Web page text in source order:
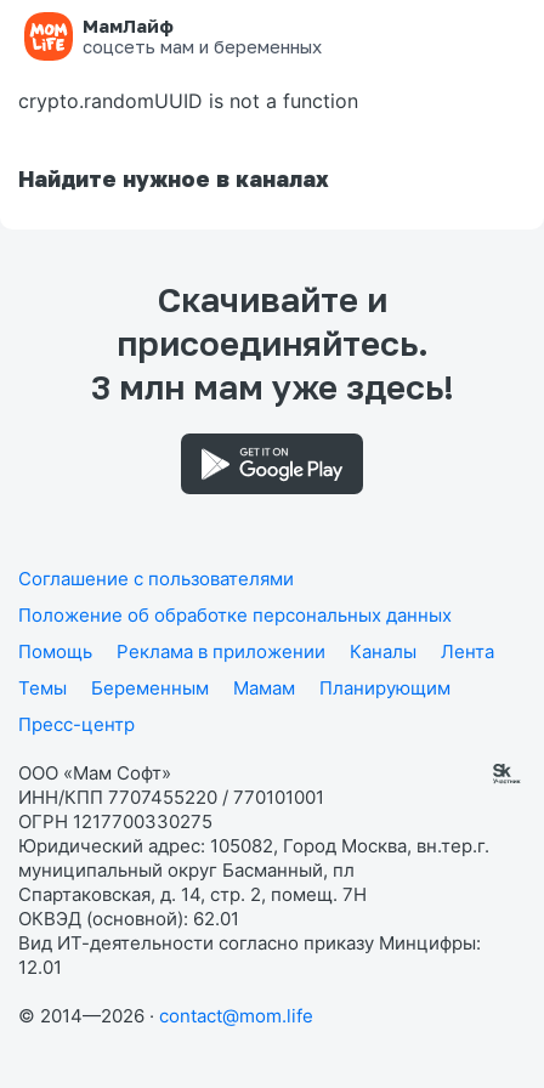
МамЛайф
соцсеть мам и беременных
Ошибка на странице
crypto.randomUUID is not a function
Найдите нужное в каналах
Скачивайте и
присоединяйтесь.
3 млн мам уже здесь!
Соглашение с пользователями
Положение об обработке персональных данных
Помощь
Реклама в приложении Каналы
Лента
Темы
Беременным Мамам
Планирующим
Пресс-центр
ООО «Мам Софт»
ИНН/КПП 7707455220 / 770101001
ОГРН 1217700330275
Юридический адрес: 105082, Город Москва, вн.тер.г.
муниципальный округ Басманный, пл
Спартаковская, д. 14, стр. 2, помещ. 7Н
ОКВЭД (основной): 62.01
Вид ИТ-деятельности согласно приказу Минцифры:
12.01
© 2014—2026 · contact@mom.life